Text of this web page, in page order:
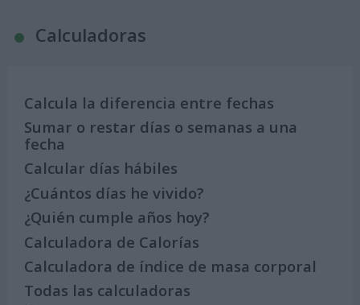
Calculadoras
Calcula la diferencia entre fechas
Sumar o restar días o semanas a una
fecha
Calcular días hábiles
¿Cuántos días he vivido?
¿Quién cumple años hoy?
Calculadora de Calorías
Calculadora de índice de masa corporal
Todas las calculadoras